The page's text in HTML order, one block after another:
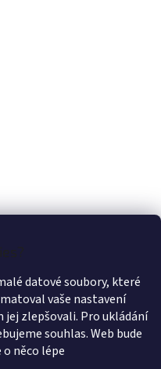
datové soubory, které
vaše nastavení
jej zlepšovali. Pro ukládání
souhlas. Web bude
něco lépe